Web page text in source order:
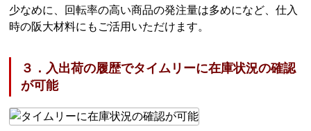
少なめに、回転率の高い商品の発注量は多めになど、仕入
時の阪大材料にもご活用いただけます。
３．入出荷の履歴でタイムリーに在庫状況の確認
が可能